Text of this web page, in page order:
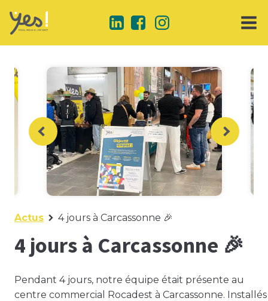
Actus 4 jours à Carcassonne 🎉
4 jours à Carcassonne 🎉
Pendant 4 jours, notre équipe était présente au
centre commercial Rocadest à Carcassonne. Installés